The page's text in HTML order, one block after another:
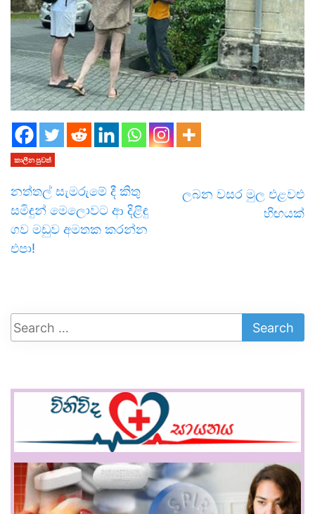
කාලීන පුවත්
නත්තල් සැමරුමේ දී කිතු
සමිඳුන් මෙලොවට ආ දිළිඳු
ගව මඩුව අමතක කරන්න
එපා!
ලබන වසර මුල එළවළු
හිඟයක්